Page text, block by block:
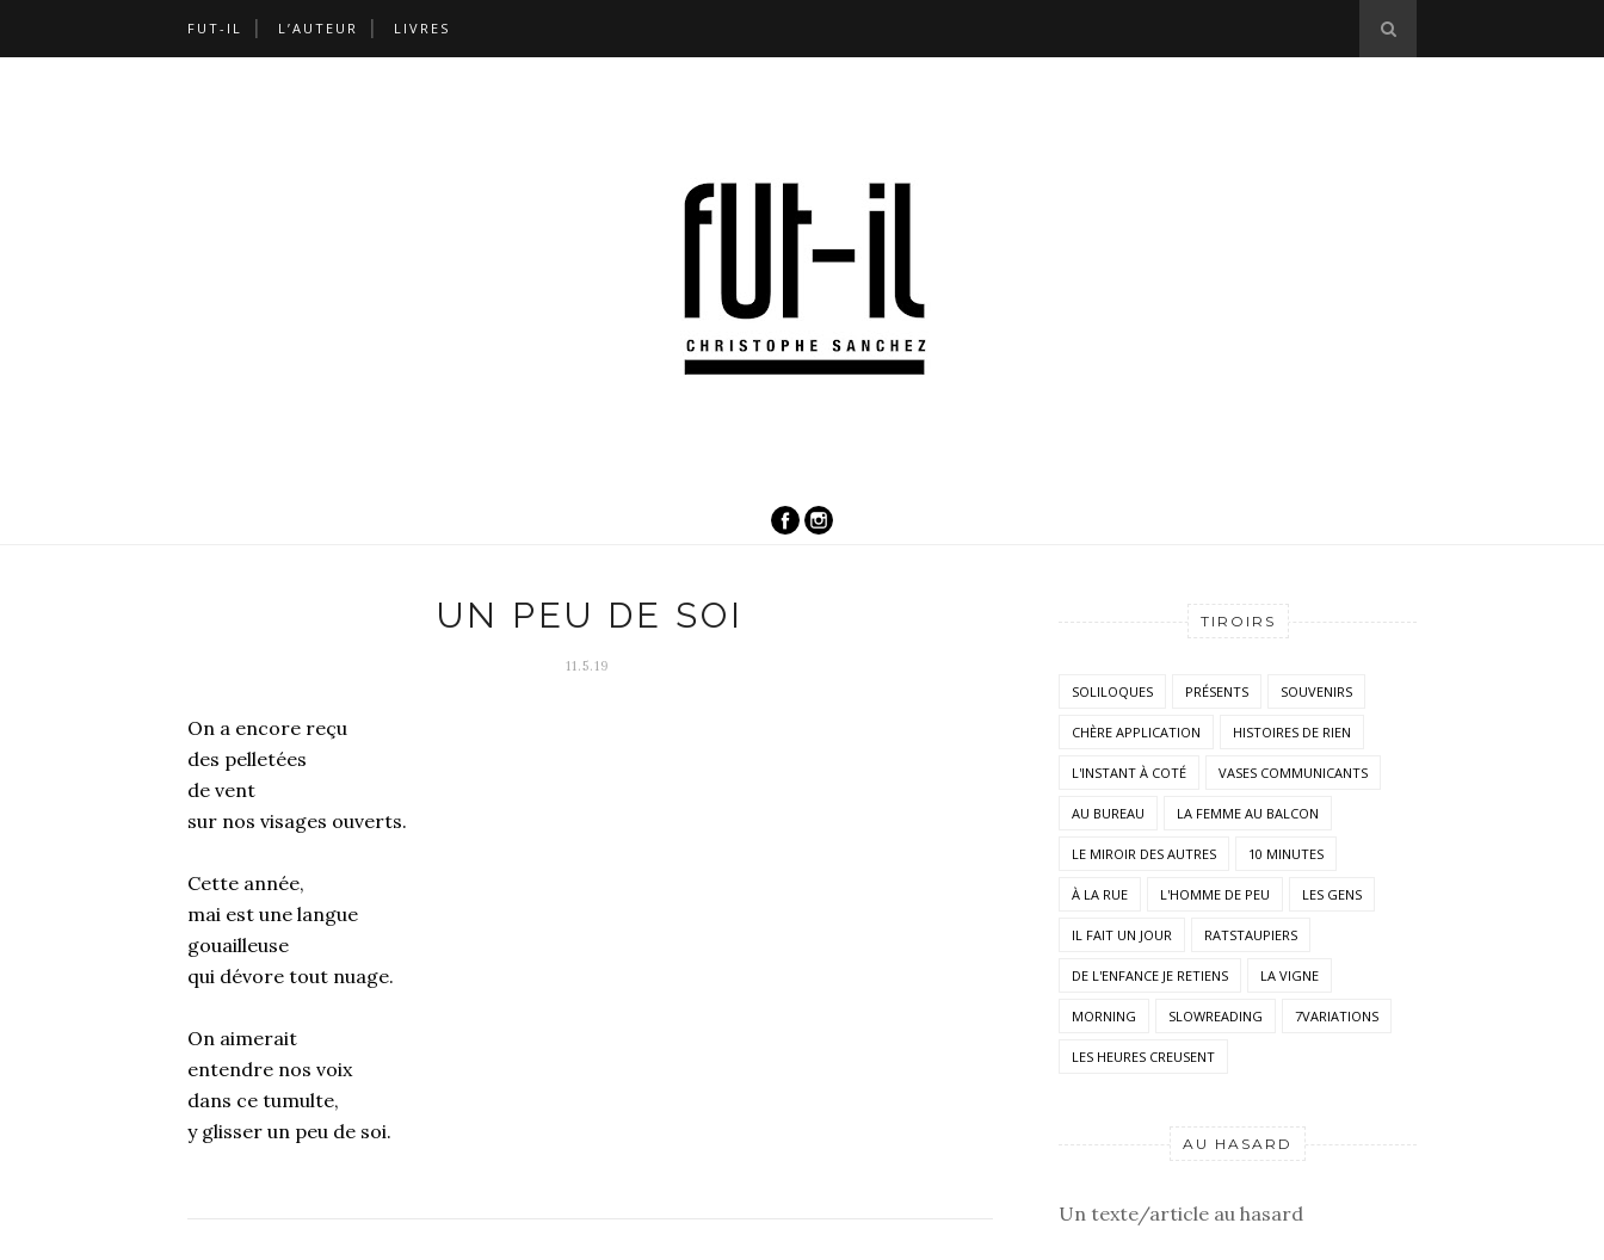
FUT-IL L’AUTEUR LIVRES
UN PEU DE SOI
11.5.19
On a encore reçu
des pelletées
de vent
sur nos visages ouverts.
Cette année,
mai est une langue
gouailleuse
qui dévore tout nuage.
On aimerait
entendre nos voix
dans ce tumulte,
y glisser un peu de soi.
TIROIRS
SOLILOQUES PRÉSENTS SOUVENIRS
CHÈRE APPLICATION HISTOIRES DE RIEN
L'INSTANT À COTÉ VASES COMMUNICANTS
AU BUREAU LA FEMME AU BALCON
LE MIROIR DES AUTRES 10 MINUTES
À LA RUE L'HOMME DE PEU LES GENS
IL FAIT UN JOUR RATSTAUPIERS
DE L'ENFANCE JE RETIENS LA VIGNE
MORNING SLOWREADING 7VARIATIONS
LES HEURES CREUSENT
AU HASARD
Un texte/article au hasard